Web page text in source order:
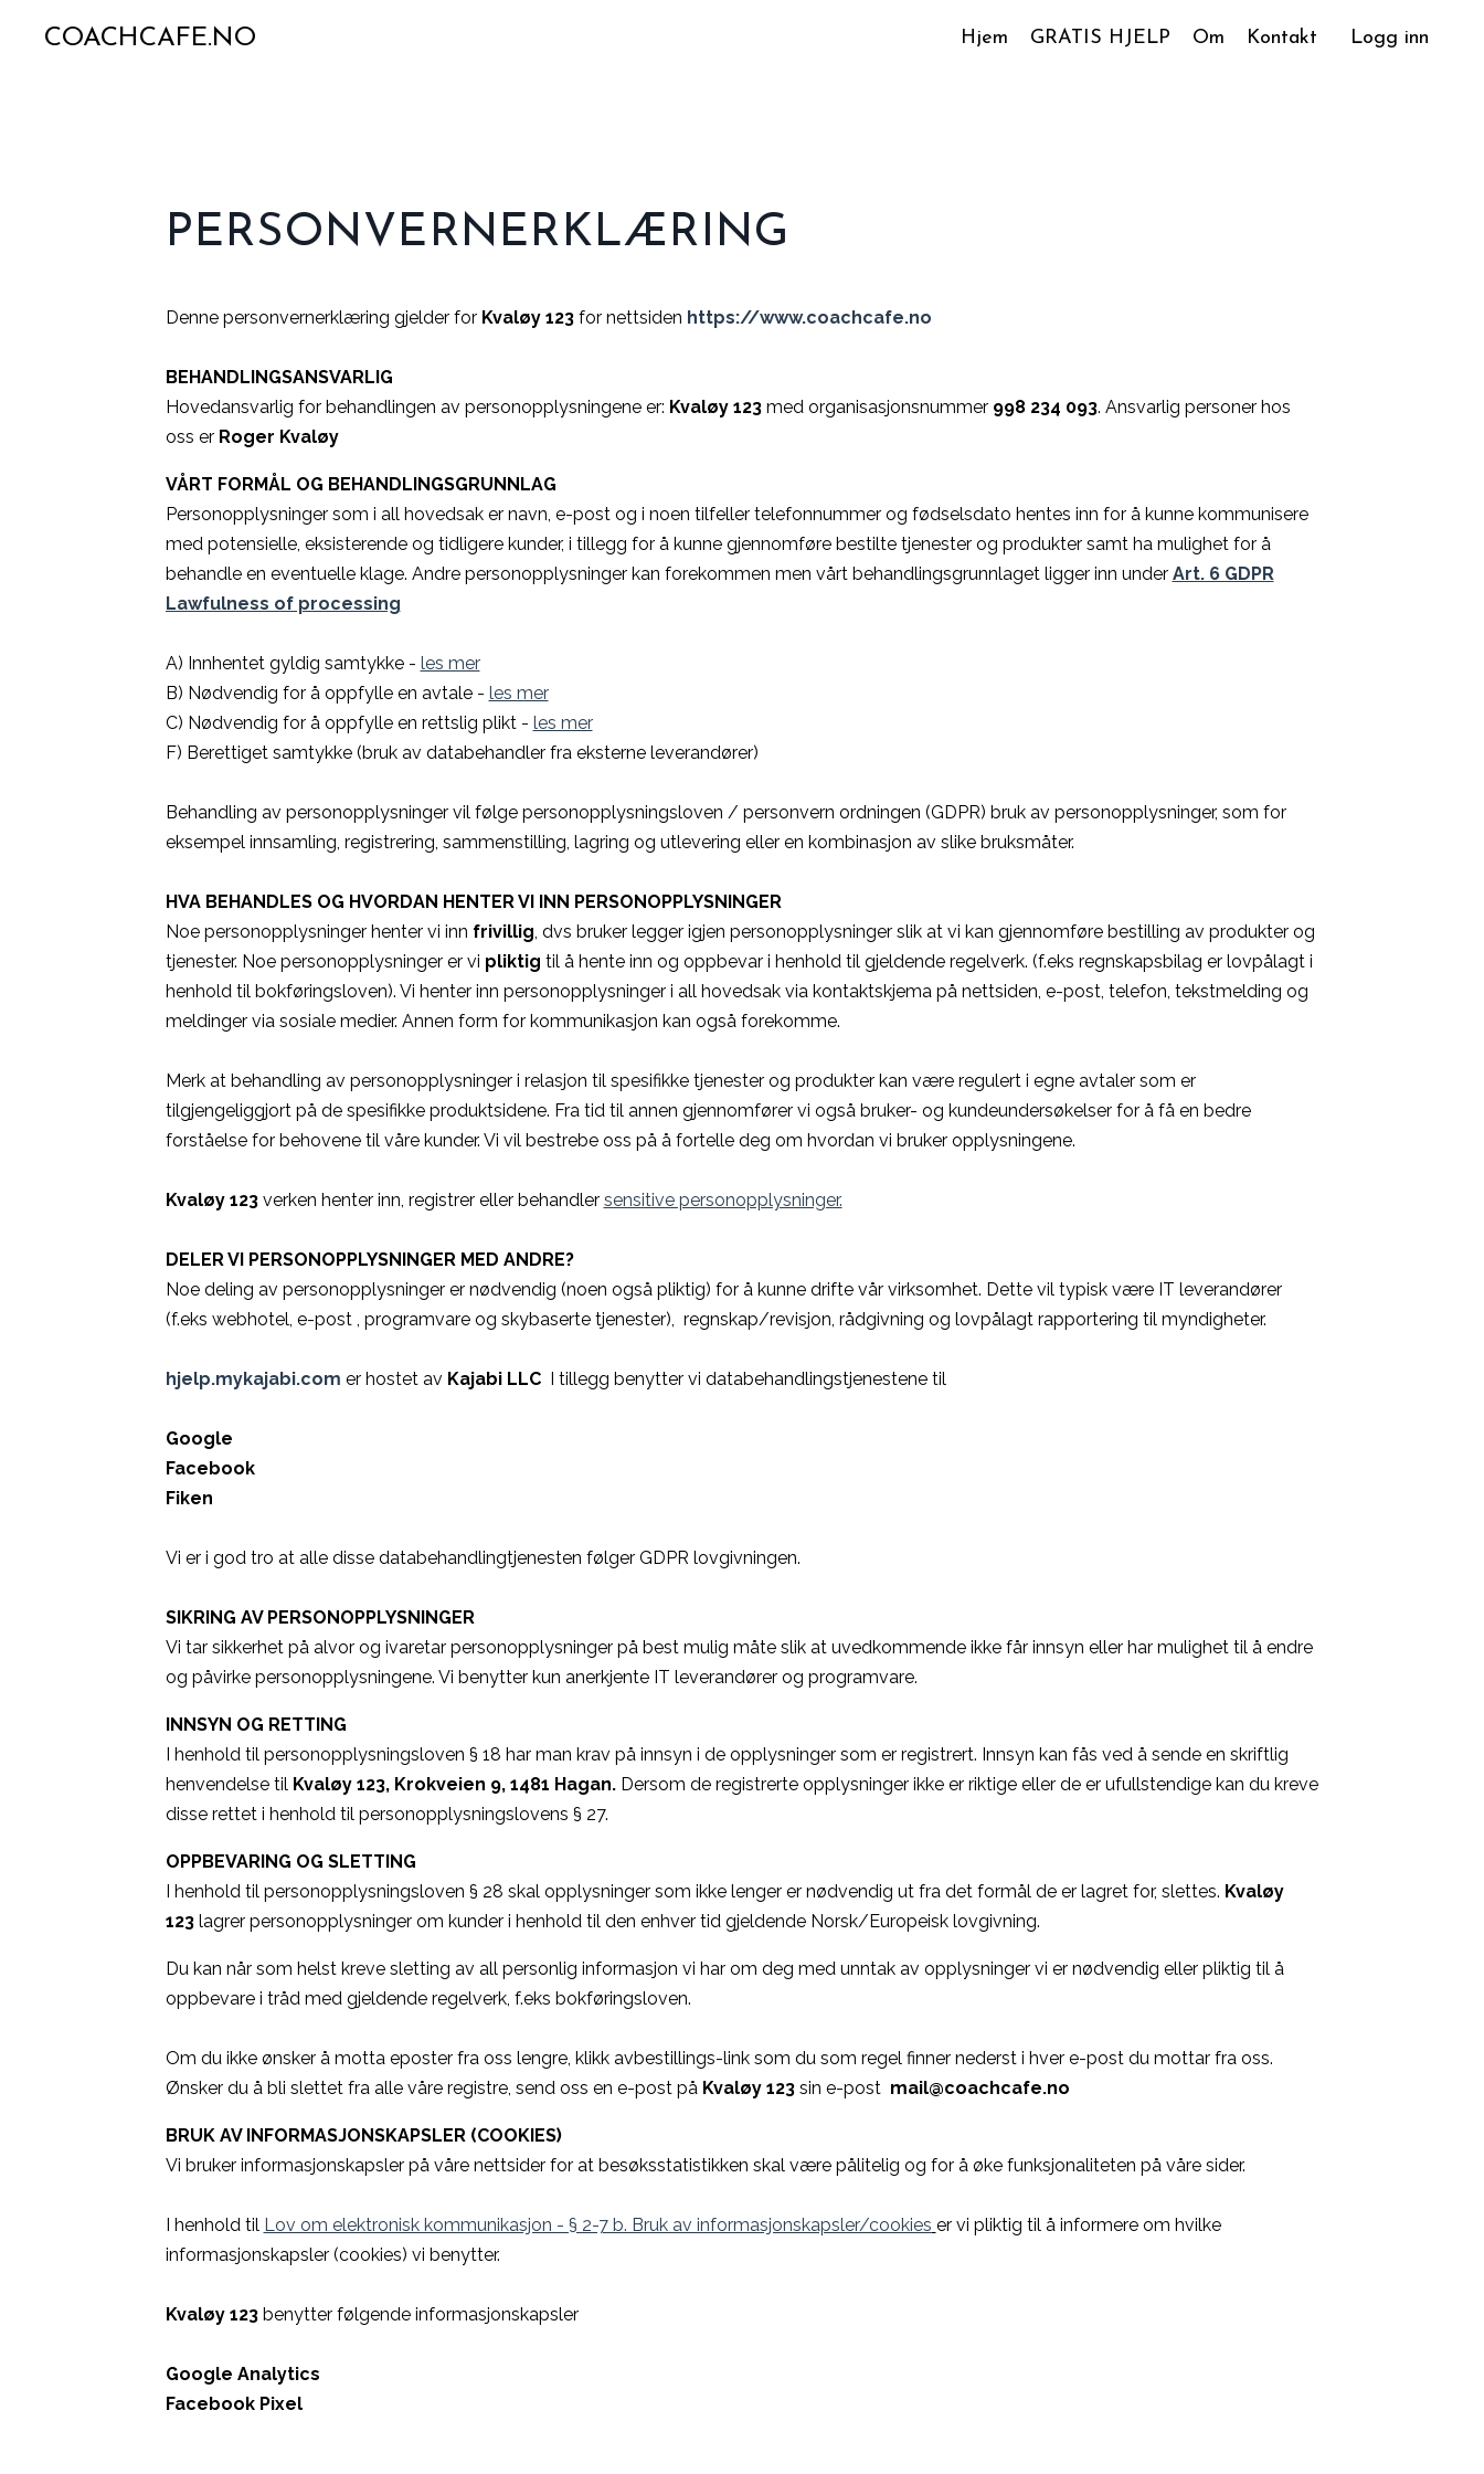
COACHCAFE.NO Hjem GRATIS HJELP Om Kontakt Logg inn
PERSONVERNERKLÆRING
Denne personvernerklæring gjelder for Kvaløy 123for nettsiden https://www.coachcafe.no
BEHANDLINGSANSVARLIG
Hovedansvarlig for behandlingen av personopplysningene er: Kvaløy 123med organisasjonsnummer 998 234 093. Ansvarlig personer hos
oss er Roger Kvaløy
VÅRT FORMÅL OG BEHANDLINGSGRUNNLAG
Personopplysninger som i all hovedsak er navn, e-post og i noen tilfeller telefonnummer og fødselsdato hentes inn for å kunne kommunisere
med potensielle, eksisterende og tidligere kunder, i tillegg for å kunne gjennomføre bestilte tjenester og produkter samt ha mulighet for å
behandle en eventuelle klage. Andre personopplysninger kan forekommen men vårt behandlingsgrunnlaget ligger inn under Art. 6 GDPR
Lawfulness of processing
A) Innhentet gyldig samtykke - les mer
B) Nødvendig for å oppfylle en avtale - les mer
C) Nødvendig for å oppfylle en rettslig plikt - les mer
F) Berettiget samtykke (bruk av databehandler fra eksterne leverandører)
Behandling av personopplysninger vil følge personopplysningsloven / personvern ordningen (GDPR) bruk av personopplysninger, som for
eksempel innsamling, registrering, sammenstilling, lagring og utlevering eller en kombinasjon av slike bruksmåter.
HVA BEHANDLES OG HVORDAN HENTER VI INN PERSONOPPLYSNINGER
Noe personopplysninger henter vi inn frivillig, dvs bruker legger igjen personopplysninger slik at vi kan gjennomføre bestilling av produkter og
tjenester. Noe personopplysninger er vi pliktig til å hente inn og oppbevar i henhold til gjeldende regelverk. (f.eks regnskapsbilag er lovpålagt i
henhold til bokføringsloven). Vi henter inn personopplysninger i all hovedsak via kontaktskjema på nettsiden, e-post, telefon, tekstmelding og
meldinger via sosiale medier. Annen form for kommunikasjon kan også forekomme.
Merk at behandling av personopplysninger i relasjon til spesifikke tjenester og produkter kan være regulert i egne avtaler som er
tilgjengeliggjort på de spesifikke produktsidene. Fra tid til annen gjennomfører vi også bruker- og kundeundersøkelser for å få en bedre
forståelse for behovene til våre kunder. Vi vil bestrebe oss på å fortelle deg om hvordan vi bruker opplysningene.
Kvaløy 123 verken henter inn, registrer eller behandler sensitive personopplysninger.
DELER VI PERSONOPPLYSNINGER MED ANDRE?
Noe deling av personopplysninger er nødvendig (noen også pliktig) for å kunne drifte vår virksomhet. Dette vil typisk være IT leverandører
(f.eks webhotel, e-post , programvare og skybaserte tjenester), regnskap/revisjon, rådgivning og lovpålagt rapportering til myndigheter.
hjelp.mykajabi.com er hostet av Kajabi LLC I tillegg benytter vi databehandlingstjenestene til
Google
Facebook
Fiken
Vi er i god tro at alle disse databehandlingtjenesten følger GDPR lovgivningen.
SIKRING AV PERSONOPPLYSNINGER
Vi tar sikkerhet på alvor og ivaretar personopplysninger på best mulig måte slik at uvedkommende ikke får innsyn eller har mulighet til å endre
og påvirke personopplysningene. Vi benytter kun anerkjente IT leverandører og programvare.
INNSYN OG RETTING
I henhold til personopplysningsloven § 18 har man krav på innsyn i de opplysninger som er registrert. Innsyn kan fås ved å sende en skriftlig
henvendelse til Kvaløy 123, Krokveien 9, 1481 Hagan.Dersom de registrerte opplysninger ikke er riktige eller de er ufullstendige kan du kreve
disse rettet i henhold til personopplysningslovens § 27.
OPPBEVARING OG SLETTING
I henhold til personopplysningsloven § 28 skal opplysninger som ikke lenger er nødvendig ut fra det formål de er lagret for, slettes. Kvaløy
123lagrer personopplysninger om kunder i henhold til den enhver tid gjeldende Norsk/Europeisk lovgivning.
Du kan når som helst kreve sletting av all personlig informasjon vi har om deg med unntak av opplysninger vi er nødvendig eller pliktig til å
oppbevare i tråd med gjeldende regelverk, f.eks bokføringsloven.
Om du ikke ønsker å motta eposter fra oss lengre, klikk avbestillings-link som du som regel finner nederst i hver e-post du mottar fra oss.
Ønsker du å bli slettet fra alle våre registre, send oss en e-post på Kvaløy 123sin e-post mail@coachcafe.no
BRUK AV INFORMASJONSKAPSLER (COOKIES)
Vi bruker informasjonskapsler på våre nettsider for at besøksstatistikken skal være pålitelig og for å øke funksjonaliteten på våre sider.
I henhold til Lov om elektronisk kommunikasjon - § 2-7 b. Bruk av informasjonskapsler/cookies er vi pliktig til å informere om hvilke
informasjonskapsler (cookies) vi benytter.
Kvaløy 123 benytter følgende informasjonskapsler
Google Analytics
Facebook Pixel